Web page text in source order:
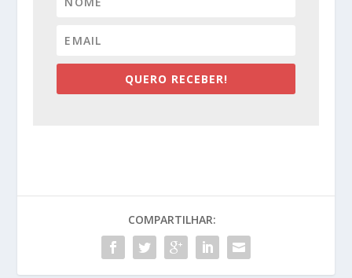
QUERO RECEBER!
COMPARTILHAR: